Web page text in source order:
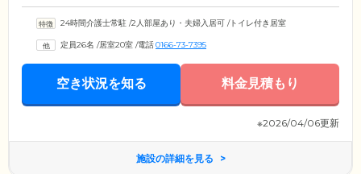
24時間介護士常駐 /2人部屋あり・夫婦入居可 /トイレ付き居室
定員26名 /居室20室 /電話0166-73-7395
空き状況を知る 料金見積もり
※2026/04/06更新
施設の詳細を見る